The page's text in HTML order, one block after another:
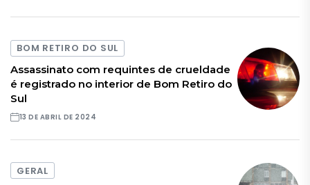
BOM RETIRO DO SUL
Assassinato com requintes de crueldade
é registrado no interior de Bom Retiro do
Sul
13 DE ABRIL DE 2024
GERAL